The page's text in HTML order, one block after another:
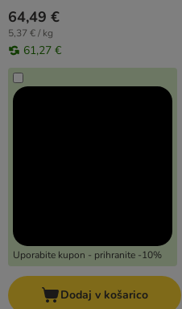
64,49 €
5,37 € / kg
61,27 €
Uporabite kupon - prihranite -10%
Dodaj v košarico